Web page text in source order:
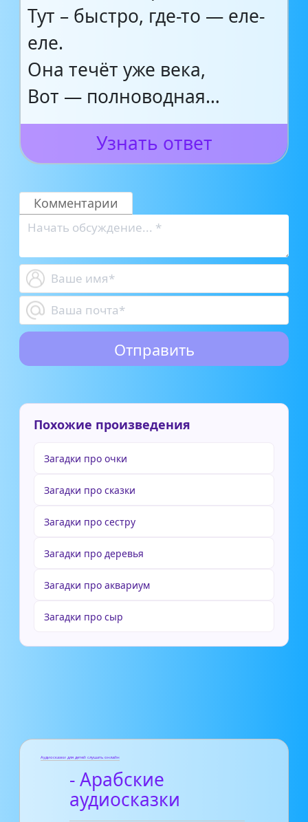
Тут – быстро, где-то — еле-
еле.
Она течёт уже века,
Вот — полноводная…
Узнать ответ
Комментарии
Похожие произведения
Загадки про очки
Загадки про сказки
Загадки про сестру
Загадки про деревья
Загадки про аквариум
Загадки про сыр
Аудиосказки для детей слушать онлайн
- Арабские
аудиосказки